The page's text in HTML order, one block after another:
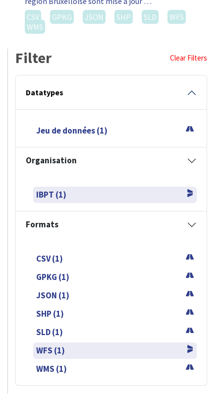
CSV
GPKG JSON SHP SLD
WFS
WMS
Filter Clear Filters
Datatypes
Jeu de données (1)
Organisation
IBPT (1)
Formats
CSV (1)
GPKG (1)
JSON (1)
SHP (1)
SLD (1)
WFS (1)
WMS (1)